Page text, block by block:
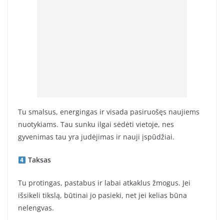
Tu smalsus, energingas ir visada pasiruošęs naujiems
nuotykiams. Tau sunku ilgai sėdėti vietoje, nes
gyvenimas tau yra judėjimas ir nauji įspūdžiai.
Taksas
Tu protingas, pastabus ir labai atkaklus žmogus. Jei
išsikeli tikslą, būtinai jo pasieki, net jei kelias būna
nelengvas.